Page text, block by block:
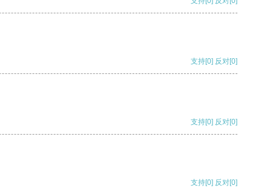
支持[0] 反对[0]
支持[0] 反对[0]
支持[0] 反对[0]